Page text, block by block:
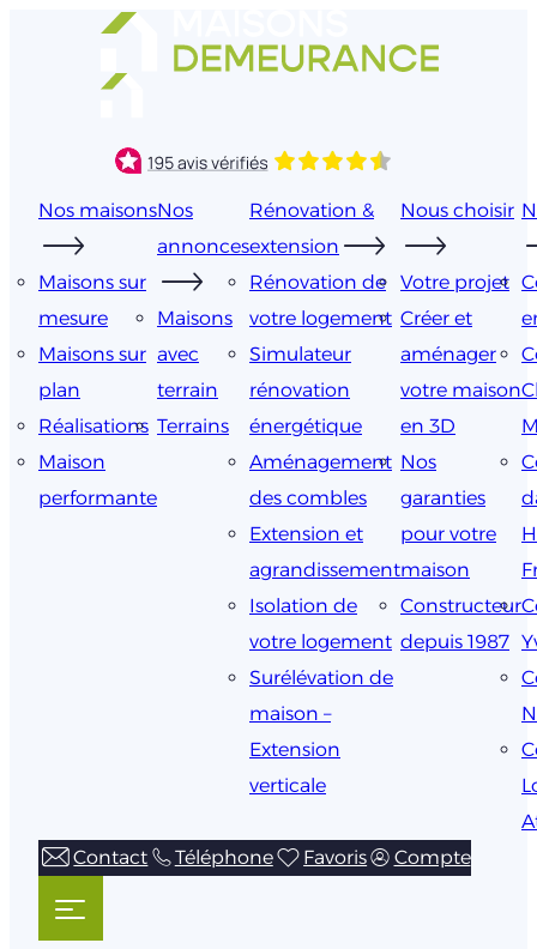
Nos maisons
Maisons sur
mesure
Maisons sur
plan
Réalisations
Maison
performante
Nos
annonces
Maisons
avec
terrain
Terrains
Rénovation &
extension
Rénovation de
votre logement
Simulateur
rénovation
énergétique
Aménagement
des combles
Extension et
agrandissement
Isolation de
votre logement
Surélévation de
maison –
Extension
verticale
Nous choisir
Votre projet
Créer et
aménager
votre maison
en 3D
Nos
garanties
pour votre
maison
Constructeur
depuis 1987
Contact
Téléphone Favoris Compte